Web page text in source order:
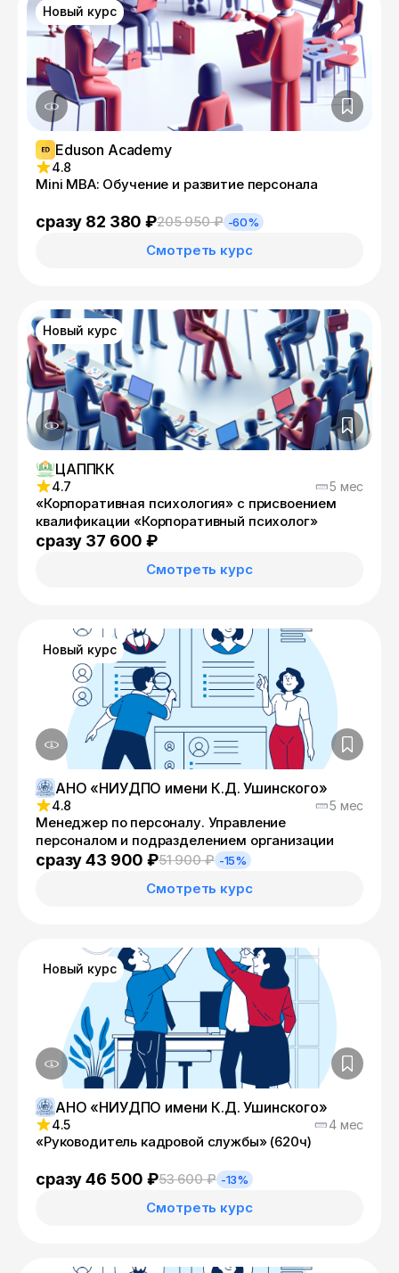
Новый курс
Eduson Academy
4.8
Mini MBA: Обучение и развитие персонала
сразу 82 380 ₽205 950 ₽ -60%
Смотреть курс
Новый курс
ЦАППКК
4.7 5 мес
«Корпоративная психология» с присвоением
квалификации «Корпоративный психолог»
сразу 37 600 ₽
Смотреть курс
Новый курс
АНО «НИУДПО имени К.Д. Ушинского»
4.8 5 мес
Менеджер по персоналу. Управление
персоналом и подразделением организации
сразу 43 900 ₽51 900 ₽ -15%
Смотреть курс
Новый курс
АНО «НИУДПО имени К.Д. Ушинского»
4.5 4 мес
«Руководитель кадровой службы» (620ч)
сразу 46 500 ₽53 600 ₽ -13%
Смотреть курс